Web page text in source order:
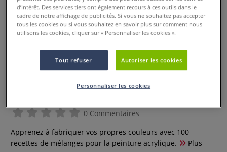
Faire soi-même ses couleurs - 100
recettes de mélanges pour la
peinture acrylique
0 Commentaires
Apprenez à fabriquer vos propres couleurs avec 100
recettes de mélanges pour la peinture acrylique.
Plus
d’intérêt. Des services tiers ont également recours à ces outils dans le
cadre de notre affichage de publicités. Si vous ne souhaitez pas accepter
tous les cookies ou si vous souhaitez en savoir plus sur comment nous
utilisons les cookies, cliquer sur « Personnaliser les cookies ».
Tout refuser Autoriser les cookies
Personnaliser les cookies